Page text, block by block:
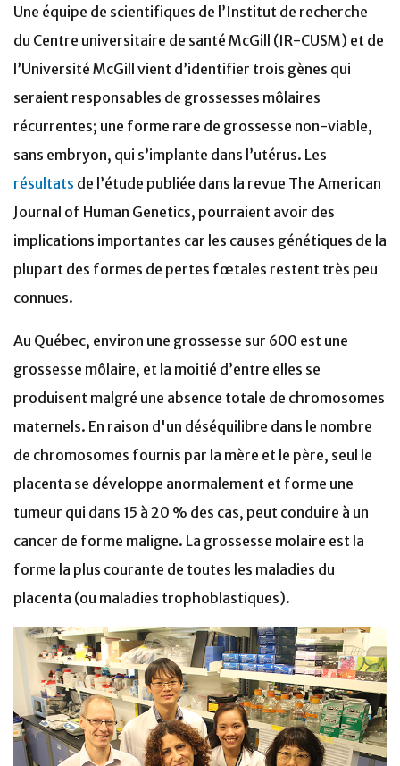
Une équipe de scientifiques de l’Institut de recherche
du Centre universitaire de santé McGill (IR-CUSM) et de
l’Université McGill vient d’identifier trois gènes qui
seraient responsables de grossesses môlaires
récurrentes; une forme rare de grossesse non-viable,
sans embryon, qui s’implante dans l’utérus. Les
résultats de l’étude publiée dans la revue The American
Journal of Human Genetics, pourraient avoir des
implications importantes car les causes génétiques de la
plupart des formes de pertes fœtales restent très peu
connues.
Au Québec, environ une grossesse sur 600 est une
grossesse môlaire, et la moitié d’entre elles se
produisent malgré une absence totale de chromosomes
maternels. En raison d'un déséquilibre dans le nombre
de chromosomes fournis par la mère et le père, seul le
placenta se développe anormalement et forme une
tumeur qui dans 15 à 20 % des cas, peut conduire à un
cancer de forme maligne. La grossesse molaire est la
forme la plus courante de toutes les maladies du
placenta (ou maladies trophoblastiques).